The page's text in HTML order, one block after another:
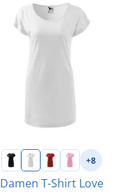
+8
Damen T-Shirt Love